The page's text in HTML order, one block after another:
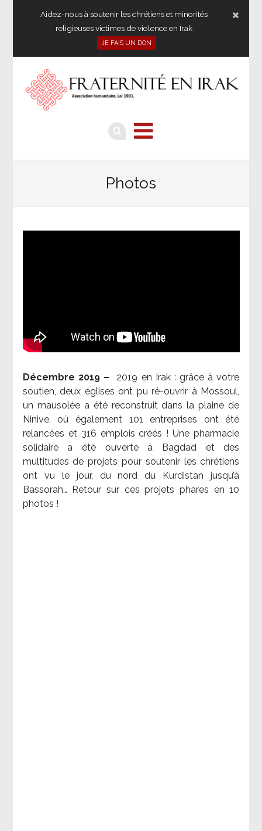
Aidez-nous à soutenir les chrétiens et minorités
religieuses victimes de violence en Irak
JE FAIS UN DON
Photos
Décembre 2019 – 2019 en Irak : grâce à votre
soutien, deux églises ont pu ré-ouvrir à Mossoul,
un mausolée a été reconstruit dans la plaine de
Ninive, où également 101 entreprises ont été
relancées et 316 emplois créés ! Une pharmacie
solidaire a été ouverte à Bagdad et des
multitudes de projets pour soutenir les chrétiens
ont vu le jour, du nord du Kurdistan jusqu’à
Bassorah… Retour sur ces projets phares en 10
photos !